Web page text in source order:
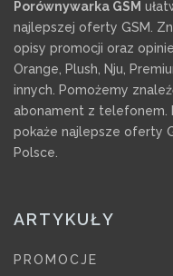
Porównywarka GSM
najlepszej oferty GSM.
opisy promocji oraz
Orange, Plush, Nju,
innych. Pomożemy
abonament z telefonem.
pokaże najlepsze oferty
Polsce.
ARTYKUŁY
PROMOCJE